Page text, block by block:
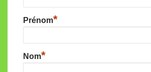
Prénom*
Nom*